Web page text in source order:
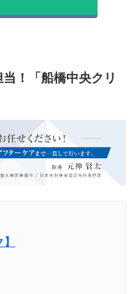
！「船橋中央クリ